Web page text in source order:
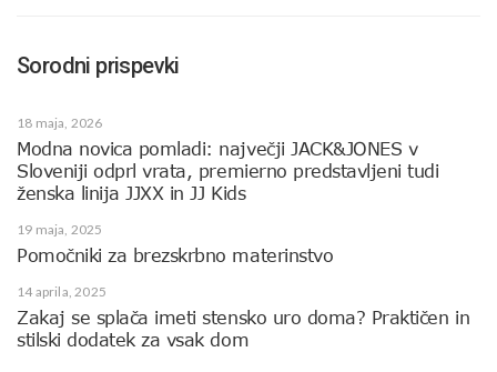
Sorodni prispevki
18 maja, 2026
Modna novica pomladi: največji JACK&JONES v
Sloveniji odprl vrata, premierno predstavljeni tudi
ženska linija JJXX in JJ Kids
19 maja, 2025
Pomočniki za brezskrbno materinstvo
14 aprila, 2025
Zakaj se splača imeti stensko uro doma? Praktičen in
stilski dodatek za vsak dom